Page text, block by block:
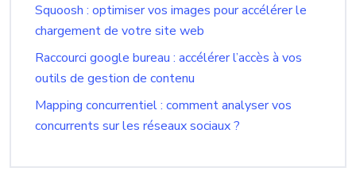
Squoosh : optimiser vos images pour accélérer le
chargement de votre site web
Raccourci google bureau : accélérer l’accès à vos
outils de gestion de contenu
Mapping concurrentiel : comment analyser vos
concurrents sur les réseaux sociaux ?